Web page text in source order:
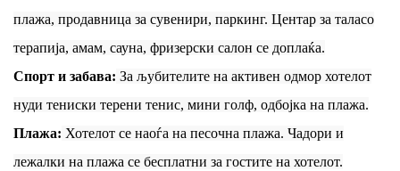
плажа, продавница за сувенири, паркинг. Центар за таласо
терапија, амам, сауна, фризерски салон се доплаќа.
Спорт и забава: За љубителите на активен одмор хотелот
нуди тениски терени тенис, мини голф, одбојка на плажа.
Плажа: Хотелот се наоѓа на песочна плажа. Чадори и
лежалки на плажа се бесплатни за гостите на хотелот.